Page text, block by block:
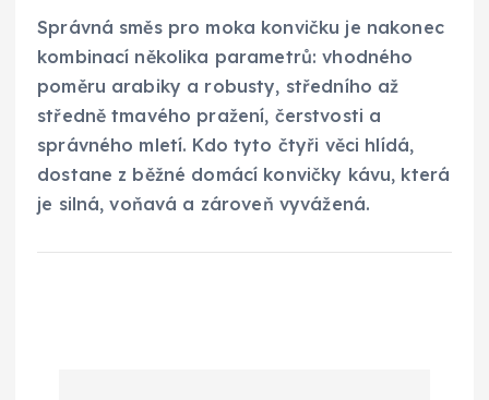
Správná směs pro moka konvičku je nakonec
kombinací několika parametrů: vhodného
poměru arabiky a robusty, středního až
středně tmavého pražení, čerstvosti a
správného mletí. Kdo tyto čtyři věci hlídá,
dostane z běžné domácí konvičky kávu, která
je silná, voňavá a zároveň vyvážená.